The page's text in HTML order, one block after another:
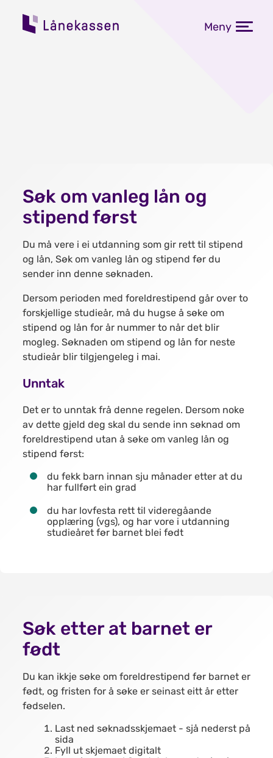
Meny
Søk om vanleg lån og
stipend først
Du må vere i ei utdanning som gir rett til stipend
og lån, Søk om vanleg lån og stipend før du
sender inn denne søknaden.
Dersom perioden med foreldrestipend går over to
forskjellige studieår, må du hugse å søke om
stipend og lån for år nummer to når det blir
mogleg. Søknaden om stipend og lån for neste
studieår blir tilgjengeleg i mai.
Unntak
Det er to unntak frå denne regelen. Dersom noke
av dette gjeld deg skal du sende inn søknad om
foreldrestipend utan å søke om vanleg lån og
stipend først:
du fekk barn innan sju månader etter at du
har fullført ein grad
du har lovfesta rett til videregåande
opplæring (vgs), og har vore i utdanning
studieåret før barnet blei født
Søk etter at barnet er
født
Du kan ikkje søke om foreldrestipend før barnet er
født, og fristen for å søke er seinast eitt år etter
fødselen.
Last ned søknadsskjemaet - sjå nederst på
sida
Fyll ut skjemaet digitalt